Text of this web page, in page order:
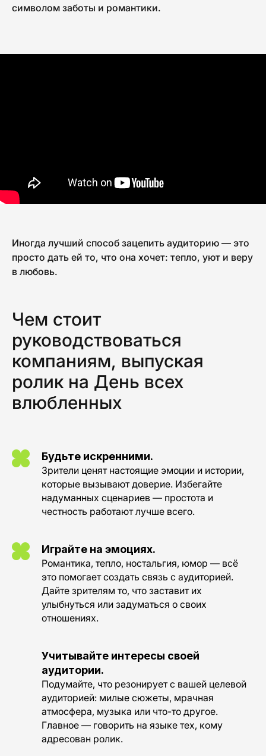
символом заботы и романтики.
Иногда лучший способ зацепить аудиторию — это
просто дать ей то, что она хочет: тепло, уют и веру
в любовь.
Чем стоит
руководствоваться
компаниям, выпуская
ролик на День всех
влюбленных
Будьте искренними.
Зрители ценят настоящие эмоции и истории,
которые вызывают доверие. Избегайте
надуманных сценариев — простота и
честность работают лучше всего.
Играйте на эмоциях.
Романтика, тепло, ностальгия, юмор — всё
это помогает создать связь с аудиторией.
Дайте зрителям то, что заставит их
улыбнуться или задуматься о своих
отношениях.
Учитывайте интересы своей
аудитории.
Подумайте, что резонирует с вашей целевой
аудиторией: милые сюжеты, мрачная
атмосфера, музыка или что-то другое.
Главное — говорить на языке тех, кому
адресован ролик.
2026 PICKLES.TEAM
(С) ALL RIGHTS RESERVED
INFO@PICKLES.TEAM
TELEGRAM BEHANCE
Политика конфиденциальности
INSTAGRAM